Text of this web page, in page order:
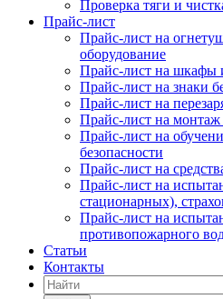
Проверка тяги и
Прайс-лист
Прайс-лист на
оборудование
Прайс-лист на шкафы
Прайс-лист на знаки
Прайс-лист на
Прайс-лист на монтаж
Прайс-лист на
безопасности
Прайс-лист на
Прайс-лист на
стационарных),
Прайс-лист на
противопожарного
Статьи
Контакты